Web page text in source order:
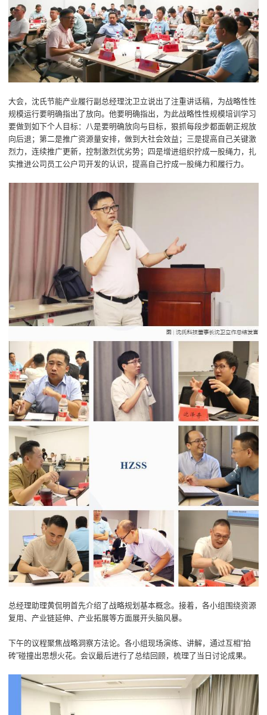
大会，沈氏节能产业履行副总经理沈卫立说出了注重讲话稿，为战略性性
规模运行要明确指出了放向。他要明确指出，为此战略性性规模培训学习
要做到如下个人目标：八是要明确放向与目标，狠抓每段步都面朝正规放
向后退；第二是推广资源量安排，做到大社会效益；三是提高自己关键激
烈力，连续推广更新，控制激烈优劣势；四是增进组织拧成一股绳力，扎
实推进公司员工公户司开发的认识，提高自己拧成一股绳力和履行力。
总经理助理黄侃明首先介绍了战略规划基本概念。接着，各小组围绕资源
复用、产业链延伸、产业拓展等方面展开头脑风暴。
下午的议程聚焦战略洞察方法论。各小组现场演练、讲解，通过互相“拍
砖”碰撞出思想火花。会议最后进行了总结回顾，梳理了当日讨论成果。